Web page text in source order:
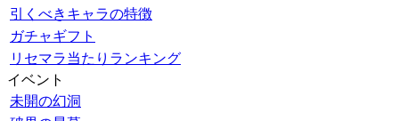
引くべきキャラの特徴
ガチャギフト
リセマラ当たりランキング
イベント
未開の幻洞